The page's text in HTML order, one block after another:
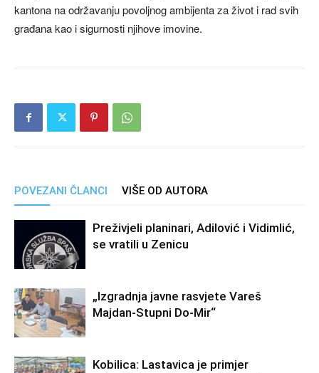
kantona na održavanju povoljnog ambijenta za život i rad svih
građana kao i sigurnosti njihove imovine.
POVEZANI ČLANCI VIŠE OD AUTORA
Preživjeli planinari, Adilović i Vidimlić,
se vratili u Zenicu
„Izgradnja javne rasvjete Vareš
Majdan-Stupni Do-Mir“
Kobilica: Lastavica je primjer